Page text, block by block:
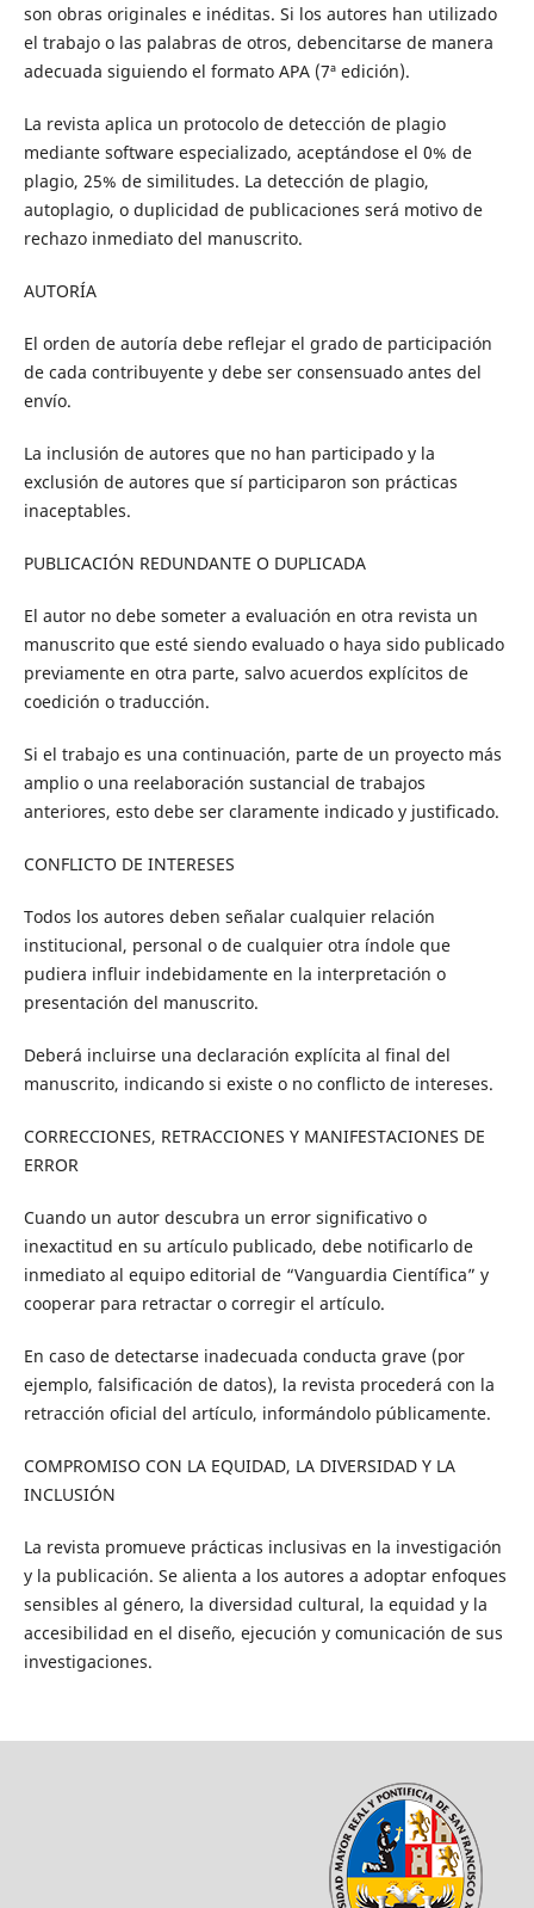
son obras originales e inéditas. Si los autores han utilizado
el trabajo o las palabras de otros, debencitarse de manera
adecuada siguiendo el formato APA (7ª edición).
La revista aplica un protocolo de detección de plagio
mediante software especializado, aceptándose el 0% de
plagio, 25% de similitudes. La detección de plagio,
autoplagio, o duplicidad de publicaciones será motivo de
rechazo inmediato del manuscrito.
AUTORÍA
El orden de autoría debe reflejar el grado de participación
de cada contribuyente y debe ser consensuado antes del
envío.
La inclusión de autores que no han participado yla
exclusión de autores que sí participaron son prácticas
inaceptables.
PUBLICACIÓN REDUNDANTE O DUPLICADA
El autor no debe someter a evaluación en otra revista un
manuscrito que esté siendo evaluado o haya sido publicado
previamente en otra parte, salvo acuerdos explícitos de
coedición o traducción.
Si el trabajo es una continuación, parte de un proyecto más
amplio o una reelaboración sustancial de trabajos
anteriores, esto debe ser claramente indicado y justificado.
CONFLICTO DE INTERESES
Todos los autores deben señalarcualquier relación
institucional, personal o de cualquier otra índole que
pudiera influir indebidamente en la interpretación o
presentación del manuscrito.
Deberá incluirse una declaración explícita al final del
manuscrito, indicando si existe o no conflicto de intereses.
CORRECCIONES, RETRACCIONES Y MANIFESTACIONES DE
ERROR
Cuando un autor descubra un error significativo o
inexactitud en su artículo publicado, debe notificarlo de
inmediato al equipo editorial de “Vanguardia Científica” y
cooperar para retractar o corregir el artículo.
En caso de detectarse inadecuada conducta grave (por
ejemplo, falsificación de datos), la revista procederá con la
retracción oficial del artículo, informándolo públicamente.
COMPROMISO CON LA EQUIDAD, LA DIVERSIDAD Y LA
INCLUSIÓN
La revista promueve prácticas inclusivas en la investigación
y la publicación. Se alienta a los autores a adoptar enfoques
sensibles al género, la diversidad cultural, la equidad y la
accesibilidad en el diseño, ejecución y comunicación de sus
investigaciones.